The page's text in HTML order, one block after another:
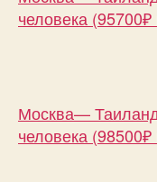
человека
Москва—
человека